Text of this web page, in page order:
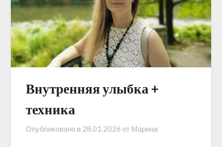
Внутренняя улыбка +
техника
Опубликовано в 28.01.2026 от Марина